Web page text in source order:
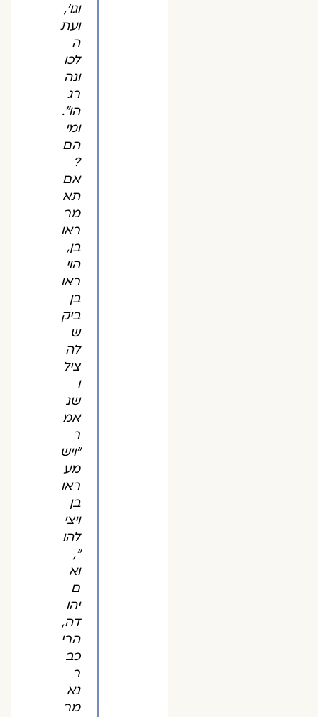
וגו',
ועת
ה
לכו
ונה
רג
הו".
ומי
הם
?
אם
תא
מר
ראו
בן,
הוי
ראו
בן
ביק
ש
לה
ציל
שנ
אמ
ר
"ויש
מע
ראו
בן
ויצי
להו
",
וא
ם
יהו
דה,
הרי
כב
ר
נא
מר